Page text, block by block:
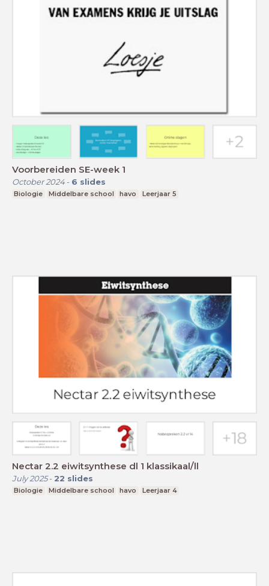
Voorbereiden SE-week 1
October 2024- 6 slides
Biologie Middelbare school havo Leerjaar 5
Nectar 2.2 eiwitsynthese dl 1 klassikaal/ll
July 2025- 22 slides
Biologie Middelbare school havo Leerjaar 4